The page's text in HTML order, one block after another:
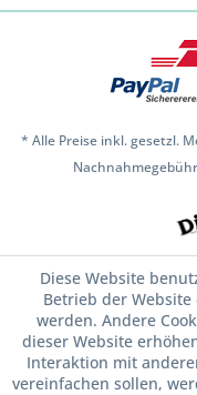
* Alle Preise inkl. gesetzl.
Diese Website
Betrieb der
werden. Andere
dieser Website
Interaktion mit
vereinfachen sollen,